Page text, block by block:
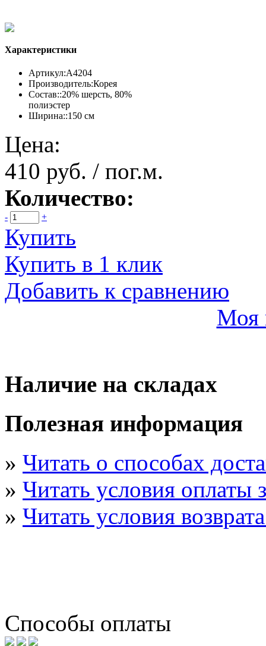
Характеристики
Артикул:А4204
Производитель:Корея
Состав::20% шерсть, 80%
полиэстер
Ширина::150 см
Цена:
410 руб. / пог.м.
Количество:
- +
Купить
Купить в 1 клик
Добавить к сравнению
Моя
Наличие на складах
Полезная информация
» Читать о способах
» Читать условия оплаты
» Читать условия
Способы оплаты